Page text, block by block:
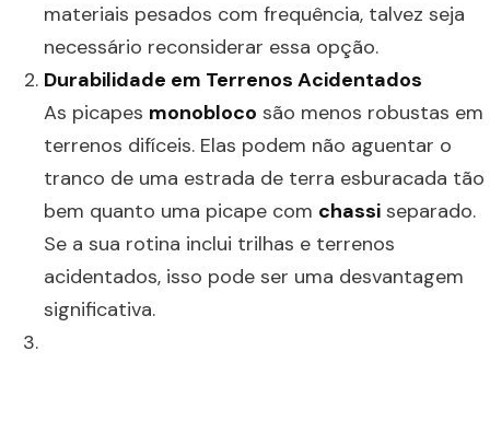
materiais pesados com frequência, talvez seja
necessário reconsiderar essa opção.
Durabilidade em Terrenos Acidentados
As picapes monobloco são menos robustas em
terrenos difíceis. Elas podem não aguentar o
tranco de uma estrada de terra esburacada tão
bem quanto uma picape com chassi separado.
Se a sua rotina inclui trilhas e terrenos
acidentados, isso pode ser uma desvantagem
significativa.